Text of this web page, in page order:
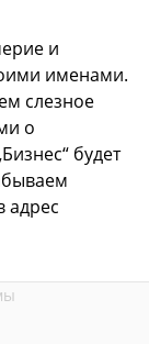
и
именами.
слезное
о
будет
адрес